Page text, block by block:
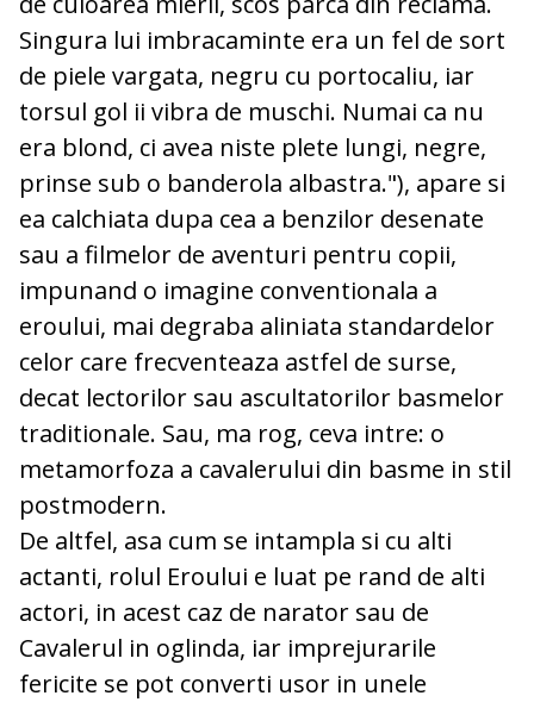
Singura lui imbracaminte era un fel de sort
de piele vargata, negru cu portocaliu, iar
torsul gol ii vibra de muschi. Numai ca nu
era blond, ci avea niste plete lungi, negre,
prinse sub o banderola albastra."), apare si
ea calchiata dupa cea a benzilor desenate
sau a filmelor de aventuri pentru copii,
impunand o imagine conventionala a
eroului, mai degraba aliniata standardelor
celor care frecventeaza astfel de surse,
decat lectorilor sau ascultatorilor basmelor
traditionale. Sau, ma rog, ceva intre: o
metamorfoza a cavalerului din basme in stil
postmodern.
De altfel, asa cum se intampla si cu alti
actanti, rolul Eroului e luat pe rand de alti
actori, in acest caz de narator sau de
Cavalerul in oglinda, iar imprejurarile
fericite se pot converti usor in unele